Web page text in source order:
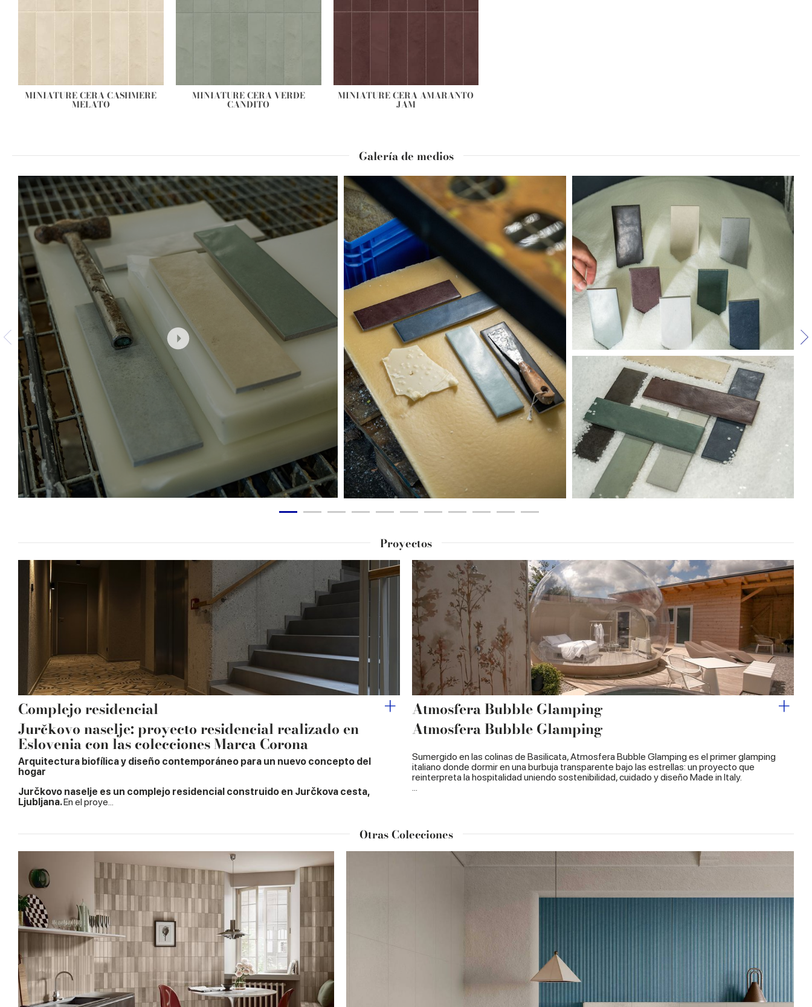
Galería de medios
MINIATURE CERA CASHMERE
MELATO
MINIATURE CERA VERDE
CANDITO
MINIATURE CERA AMARANTO
JAM
Proyectos
Complejo residencial
Jurčkovo naselje: proyecto residencial realizado en
Eslovenia con las colecciones Marca Corona
Arquitectura biofílica y diseño contemporáneo para un nuevo concepto del
hogar
Jurčkovo naselje es un complejo residencial construido en Jurčkova cesta,
Ljubljana.En el proye...
Atmosfera Bubble Glamping
Atmosfera Bubble Glamping
Sumergido en las colinas de Basilicata, Atmosfera Bubble Glamping es el primer glamping
italiano donde dormir en una burbuja transparente bajo las estrellas: un proyecto que
reinterpreta la hospitalidad uniendo sostenibilidad, cuidado y diseño Made in Italy.
...
Otras Colecciones